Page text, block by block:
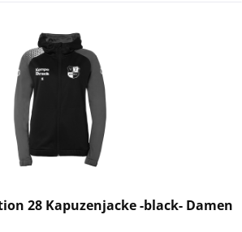
28 Kapuzenjacke -black- Damen